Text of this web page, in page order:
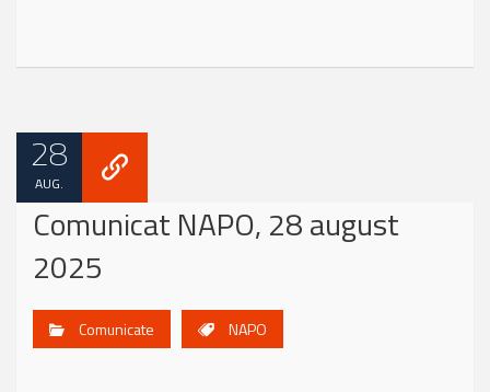
28
AUG.
Comunicat NAPO, 28 august
2025
Comunicate NAPO